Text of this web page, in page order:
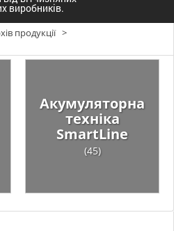
виробників.
продукції >
Акумуляторна
техніка
SmartLine
(45)